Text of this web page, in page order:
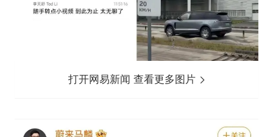
打开网易新闻 查看更多图片